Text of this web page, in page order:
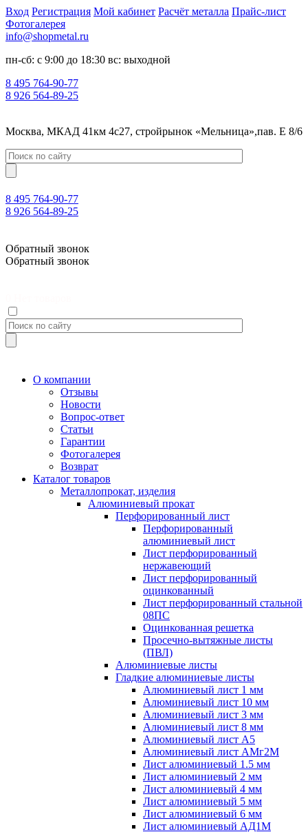
Вход Регистрация Мой кабинет Расчёт металла Прайс-лист
Фотогалерея
info@shopmetal.ru
пн-сб: с 9:00 до 18:30 вс: выходной
8 495 764-90-77
8 926 564-89-25
Москва, МКАД 41км 4с27, стройрынок «Мельница»,пав. Е 8/6
8 495 764-90-77
8 926 564-89-25
Обратный звонок
Обратный звонок
О компании
Отзывы
Новости
Вопрос-ответ
Статьи
Гарантии
Фотогалерея
Возврат
Каталог товаров
Металлопрокат, изделия
Алюминиевый прокат
Перфорированный лист
Перфорированный
алюминиевый лист
Лист перфорированный
нержавеющий
Лист перфорированный
оцинкованный
Лист перфорированный стальной
08ПС
Оцинкованная решетка
Просечно-вытяжные листы
(ПВЛ)
Алюминиевые листы
Гладкие алюминиевые листы
Алюминиевый лист 1 мм
Алюминиевый лист 10 мм
Алюминиевый лист 3 мм
Алюминиевый лист 8 мм
Алюминиевый лист А5
Алюминиевый лист АМг2М
Лист алюминиевый 1.5 мм
Лист алюминиевый 2 мм
Лист алюминиевый 4 мм
Лист алюминиевый 5 мм
Лист алюминиевый 6 мм
Лист алюминиевый АД1М